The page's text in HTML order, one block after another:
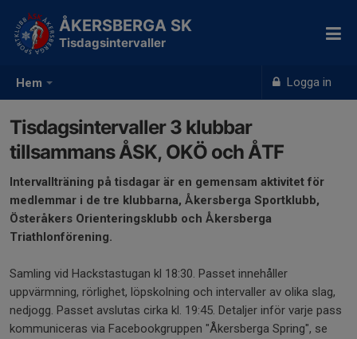
Hem Logga in
ÅKERSBERGA SK
Tisdagsintervaller
Tisdagsintervaller 3 klubbar
tillsammans ÅSK, OKÖ och ÅTF
Intervallträning på tisdagar är en gemensam aktivitet för
medlemmar i de tre klubbarna, Åkersberga Sportklubb,
Österåkers Orienteringsklubb och Åkersberga
Triathlonförening.
Samling vid Hackstastugan kl 18:30. Passet innehåller
uppvärmning, rörlighet, löpskolning och intervaller av olika slag,
nedjogg. Passet avslutas cirka kl. 19:45. Detaljer inför varje pass
kommuniceras via Facebookgruppen "Åkersberga Spring", se